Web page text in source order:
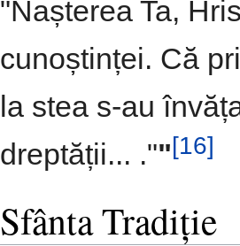
"Nașterea Ta,
cunoștinței. Că
la stea s-au
dreptății... .""[16]
Sfânta Tradiție